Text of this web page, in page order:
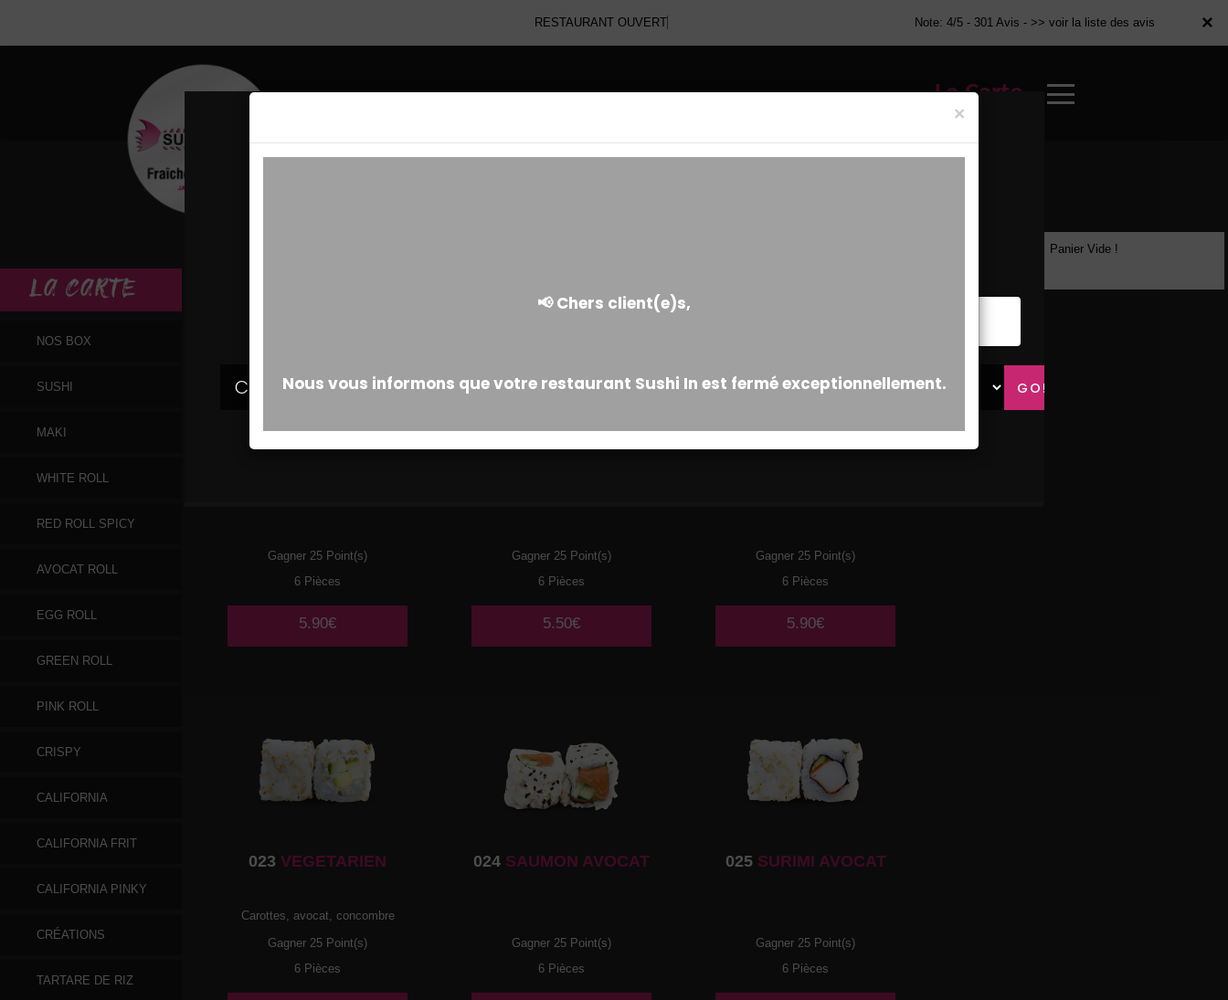
×
RESTAURANT Note: 4/5 - 301 Avis - >> voir la liste des avis
La Carte
×
LA CARTE
NOS BOX
SUSHI
MAKI
WHITE ROLL
RED ROLL SPICY
AVOCAT ROLL
EGG ROLL
GREEN ROLL
PINK ROLL
CRISPY
CALIFORNIA
CALIFORNIA FRIT
CALIFORNIA PINKY
CRÉATIONS
TARTARE DE RIZ
Gagner 25 Point(s)
6 Pièces
5.90€
Gagner 25 Point(s)
6 Pièces
5.50€
Gagner 25 Point(s)
6 Pièces
5.90€
023 VEGETARIEN
Carottes, avocat, concombre
Gagner 25 Point(s)
6 Pièces
024 SAUMON AVOCAT
Gagner 25 Point(s)
6 Pièces
025SURIMI AVOCAT
Gagner 25 Point(s)
6 Pièces
Panier Vide !
×